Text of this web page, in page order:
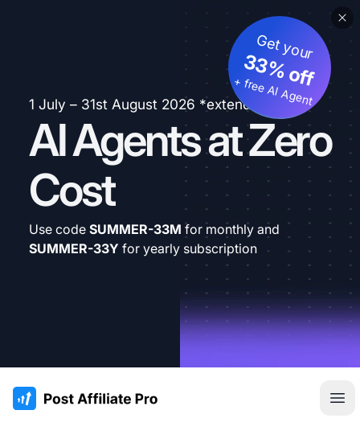
1 July – 31st August 2026 *extended
AI Agents at Zero
Cost
Get your
33% off
+ free AI Agent
Use code SUMMER-33M for monthly and
SUMMER-33Y for yearly subscription
:site.title